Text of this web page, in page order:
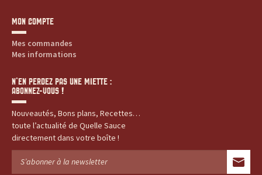
MON COMPTE
Mes commandes
Mes informations
N’EN PERDEZ PAS UNE MIETTE :
ABONNEZ-VOUS !
Nouveautés, Bons plans, Recettes…
toute l’actualité de Quelle Sauce
directement dans votre boîte !